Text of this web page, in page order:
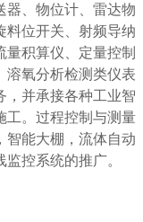
器、物位计、雷达物
料位开关、射频导纳
量积算仪、定量控制
溶氧分析检测类仪表
，并承接各种工业智
工。过程控制与测量
智能大棚，流体自动
控系统的推广。